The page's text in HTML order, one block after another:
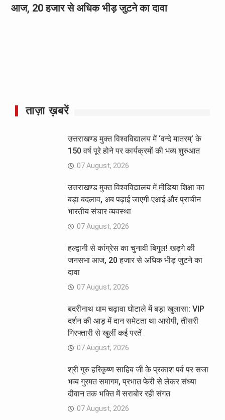
आज, 20 हजार से अधिक भीड़ जुटने का दावा
ताज़ा ख़बरें
उत्तराखण्ड मुक्त विश्वविद्यालय में ‘वन्दे मातरम्’ के
150 वर्ष पूरे होने पर कार्यक्रमों की भव्य शुरुआत
07 August, 2026
उत्तराखण्ड मुक्त विश्वविद्यालय में मीडिया शिक्षा का
बड़ा बदलाव, अब पढ़ाई जाएगी एआई और प्राचीन
भारतीय संचार व्यवस्था
07 August, 2026
हल्द्वानी से कांग्रेस का चुनावी बिगुल! खड़गे की
जनसभा आज, 20 हजार से अधिक भीड़ जुटने का
दावा
07 August, 2026
बदरीनाथ धाम चढ़ावा घोटाले में बड़ा खुलासा: VIP
दर्शन की आड़ में दान समेटता था आरोपी, तीसरी
गिरफ्तारी से खुलीं कई परतें
07 August, 2026
श्री गुरु हरिकृष्ण साहिब जी के प्रकाश पर्व पर सजा
भव्य गुरमत समागम, प्रभात फेरी से लेकर संध्या
दीवान तक भक्ति में सराबोर रही संगत
07 August, 2026